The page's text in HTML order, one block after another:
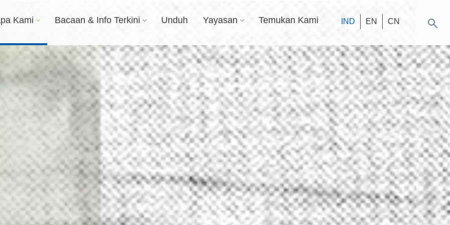
IND EN CN
Kami Bacaan & Info Terkini Unduh Yayasan Temukan Kami